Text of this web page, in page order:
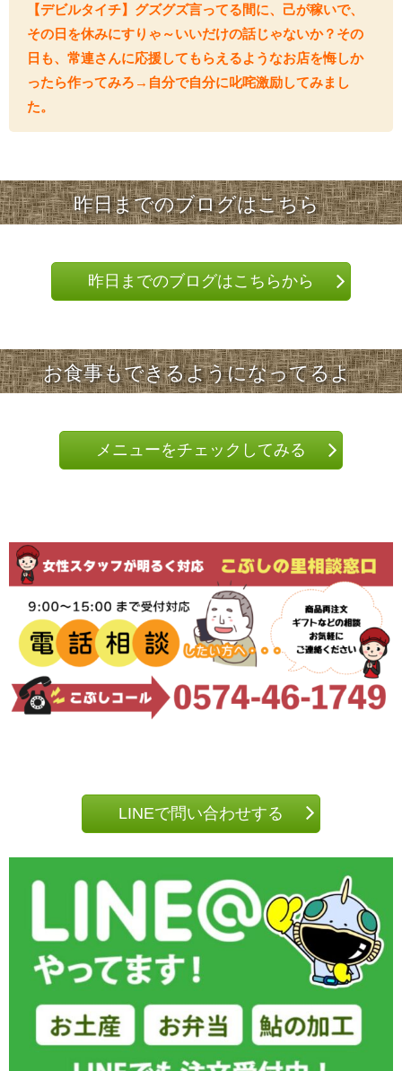
【デビルタイチ】グズグズ言ってる間に、己が稼いで、
その日を休みにすりゃ～いいだけの話じゃないか？その
日も、常連さんに応援してもらえるようなお店を悔しか
ったら作ってみろ→自分で自分に叱咤激励してみまし
た。
昨日までのブログはこちら
昨日までのブログはこちらから
お食事もできるようになってるよ
メニューをチェックしてみる
LINEで問い合わせする